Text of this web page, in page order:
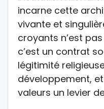
incarne cette
vivante et
croyants n’est
c’est un contrat
légitimité
développement,
valeurs un levier